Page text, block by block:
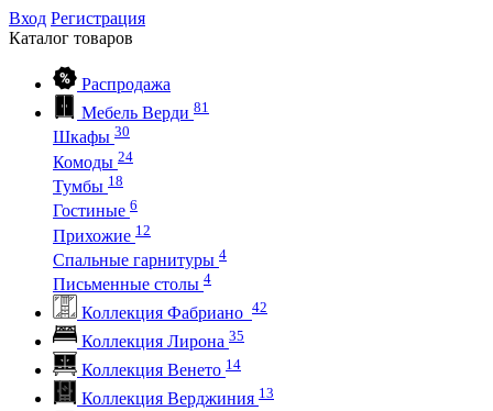
Вход Регистрация
Каталог товаров
Распродажа
Мебель Верди 81
Шкафы 30
Комоды 24
Тумбы 18
Гостиные 6
Прихожие 12
Спальные гарнитуры 4
Письменные столы 4
Коллекция Фабриано 42
Коллекция Лирона 35
Коллекция Венето 14
Коллекция Верджиния 13